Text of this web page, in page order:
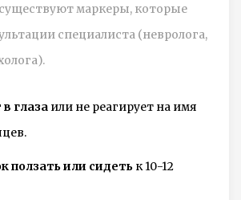
маркеры, которые
специалиста (невролога,
глаза или не реагирует на имя
ползать или сидеть к 10-12